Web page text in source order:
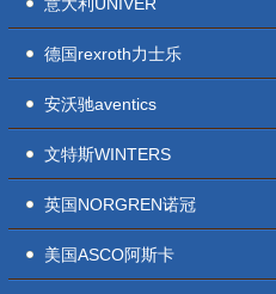
德国rexroth力士乐
安沃驰aventics
文特斯WINTERS
英国NORGREN诺冠
美国ASCO阿斯卡